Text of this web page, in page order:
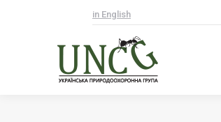
in English